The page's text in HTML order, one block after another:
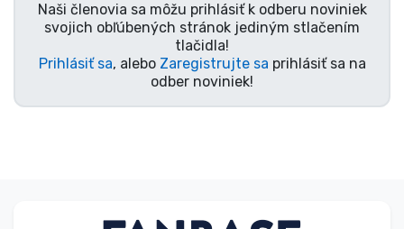
Naši členovia sa môžu prihlásiť k odberu noviniek
svojich obľúbených stránok jediným stlačením
tlačidla!
Prihlásiť sa, alebo Zaregistrujte sa prihlásiť sa na
odber noviniek!
Značky